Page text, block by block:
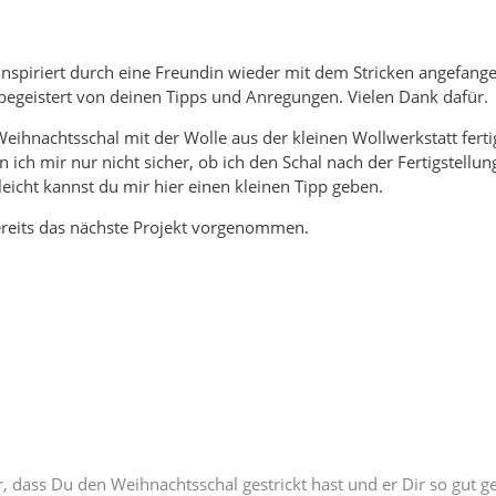
durch eine Freundin wieder mit dem Stricken
von deinen Tipps und Anregungen. Vielen Dank dafür.
mit der Wolle aus der kleinen Wollwerkstatt
ich mir nur nicht sicher, ob ich den Schal nach der
kannst du mir hier einen kleinen Tipp geben.
das nächste Projekt vorgenommen.
dass Du den Weihnachtsschal gestrickt hast und er Dir so gut